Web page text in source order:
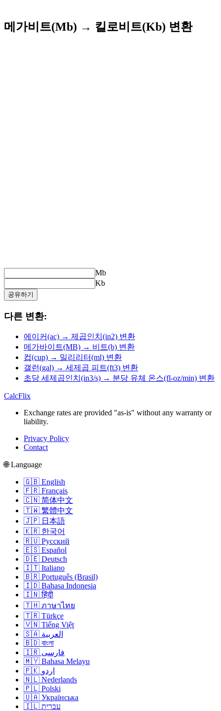
메가비트(Mb) → 킬로비트(Kb) 변환
Mb
Kb
공유하기
다른 변환:
에이커(ac) → 제곱인치(in2) 변환
메가바이트(MB) → 비트(b) 변환
컵(cup) → 밀리리터(ml) 변환
갤런(gal) → 세제곱 피트(ft3) 변환
초당 세제곱인치(in3/s) → 분당 유체 온스(fl-oz/min) 변환
CalcFlix
Exchange rates are provided "as-is" without any warranty or
liability.
Privacy Policy
Contact
🌐 Language
🇬🇧 English
🇫🇷 Français
🇨🇳 简体中文
🇹🇼 繁體中文
🇯🇵 日本語
🇰🇷 한국어
🇷🇺 Русский
🇪🇸 Español
🇩🇪 Deutsch
🇮🇹 Italiano
🇧🇷 Português (Brasil)
🇮🇩 Bahasa Indonesia
🇮🇳 हिंदी
🇹🇭 ภาษาไทย
🇹🇷 Türkçe
🇻🇳 Tiếng Việt
🇸🇦 العربية
🇧🇩 বাংলা
🇮🇷 فارسی
🇲🇾 Bahasa Melayu
🇵🇰 اردو
🇳🇱 Nederlands
🇵🇱 Polski
🇺🇦 Українська
🇮🇱 עברית